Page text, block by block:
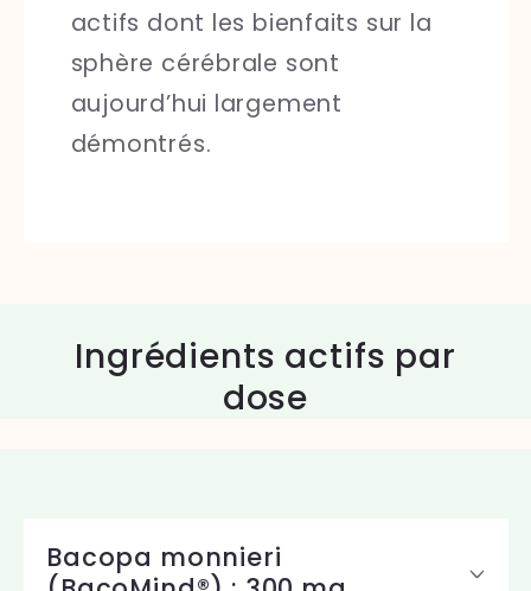
actifs dont les bienfaits sur la
sphère cérébrale sont
aujourd’hui largement
démontrés.
Ingrédients actifs par
dose
Bacopa monnieri